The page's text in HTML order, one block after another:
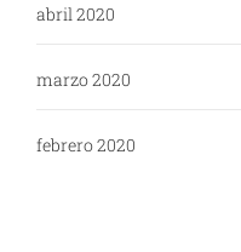
abril 2020
marzo 2020
febrero 2020